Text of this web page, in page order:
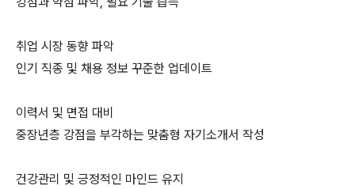
취업 시장 동향 파악
인기 직종 및 채용 정보 꾸준한 업데이트
이력서 및 면접 대비
중장년층 강점을 부각하는 맞춤형 자기소개서 작성
건강관리 및 긍정적인 마인드 유지